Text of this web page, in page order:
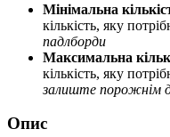
Мінімальна
кількість, яку
падлборди
Максимальна
кількість, яку
залиште порожнім
Опис